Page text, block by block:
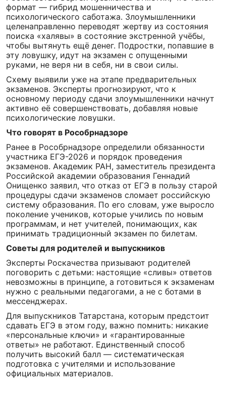
формат — гибрид мошенничества и
психологического саботажа. Злоумышленники
целенаправленно переводят жертву из состояния
поиска «халявы» в состояние экстренной учёбы,
чтобы вытянуть ещё денег. Подростки, попавшие в
эту ловушку, идут на экзамен с опущенными
руками, не веря ни в себя, ни в свои силы.
Схему выявили уже на этапе предварительных
экзаменов. Эксперты прогнозируют, что к
основному периоду сдачи злоумышленники начнут
активно её совершенствовать, добавляя новые
психологические ловушки.
Что говорят в Рособрнадзоре
Ранее в Рособрнадзоре определили обязанности
участника ЕГЭ-2026 и порядок проведения
экзаменов. Академик РАН, заместитель президента
Российской академии образования Геннадий
Онищенко заявил, что отказ от ЕГЭ в пользу старой
процедуры сдачи экзаменов сломает российскую
систему образования. По его словам, уже выросло
поколение учеников, которые учились по новым
программам, и нет учителей, понимающих, как
принимать традиционный экзамен по билетам.
Советы для родителей и выпускников
Эксперты Роскачества призывают родителей
поговорить с детьми: настоящие «сливы» ответов
невозможны в принципе, а готовиться к экзаменам
нужно с реальными педагогами, а не с ботами в
мессенджерах.
Для выпускников Татарстана, которым предстоит
сдавать ЕГЭ в этом году, важно помнить: никакие
«персональные ключи» и «гарантированные
ответы» не работают. Единственный способ
получить высокий балл — систематическая
подготовка с учителями и использование
официальных материалов.